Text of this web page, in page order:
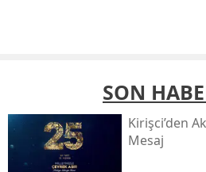
SON
Kirişci’den
Mesaj